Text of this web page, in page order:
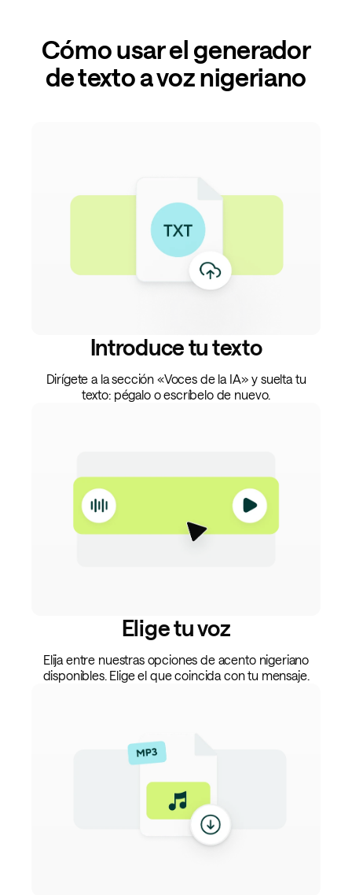
Cómo usar el generador
de texto a voz nigeriano
Introduce tu texto
Dirígete a la sección «Voces de la IA» y suelta tu
texto: pégalo o escríbelo de nuevo.
Elige tu voz
Elija entre nuestras opciones de acento nigeriano
disponibles. Elige el que coincida con tu mensaje.